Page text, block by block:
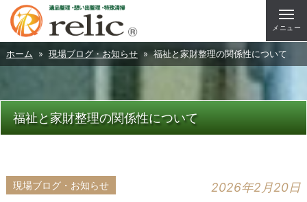
メニュー
ホーム » 現場ブログ・お知らせ» 福祉と家財整理の関係性について
福祉と家財整理の関係性について
現場ブログ・お知らせ 2026年2月20日